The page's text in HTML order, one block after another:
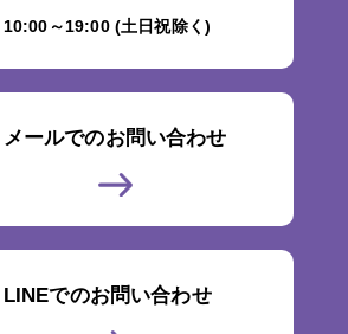
10:00～19:00 (土日祝除く)
メールでのお問い合わせ
LINEでのお問い合わせ